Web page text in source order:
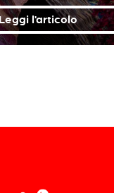
l'articolo